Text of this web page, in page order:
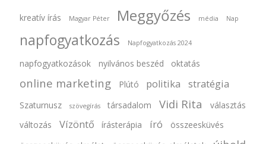
kreatív írás Magyar Péter Meggyőzés média Nap
napfogyatkozás Napfogyatkozás 2024
napfogyatkozások nyilvános beszéd oktatás
online marketing Plútó politika stratégia
Szaturnusz szövegírás társadalom Vidi Rita
választás
változás
Vízöntő írásterápia író
összeesküvés